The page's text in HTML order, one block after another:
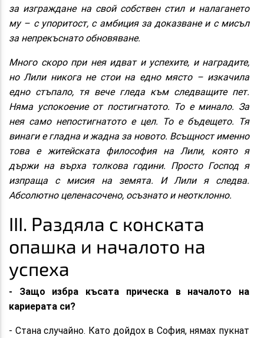
за изграждане на свой собствен стил и налагането
му – с упоритост, с амбиция за доказване и с мисъл
за непрекъснато обновяване.
Много скоро при нея идват и успехите, и наградите,
но Лили никога не стои на едно място – изкачила
едно стъпало, тя вече гледа към следващите пет.
Няма успокоение от постигнатото. То е минало. За
нея само непостигнатото е цел. То е бъдещето. Тя
винаги е гладна и жадна за новото. Всъщност именно
това е житейската философия на Лили, която я
държи на върха толкова години. Просто Господ я
изпраща с мисия на земята. И Лили я следва.
Абсолютно целенасочено, осъзнато и неотклонно.
III. Раздяла с конската
опашка и началото на
успеха
- Защо избра късата прическа в началото на
кариерата си?
- Стана случайно. Като дойдох в София, нямах пукнат